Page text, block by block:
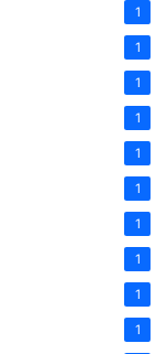
1
1
1
1
1
1
1
1
1
1